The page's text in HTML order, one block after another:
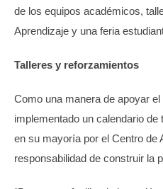
de los equipos académicos,
Aprendizaje y una feria
Talleres y reforzamientos
Como una manera de apoyar
implementado un calendario
en su mayoría por el Centro de
responsabilidad de construir la